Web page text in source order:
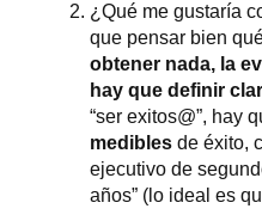
¿Qué me gustaría
que pensar bien
obtener nada, la
hay que definir
“ser exitos@”, hay
medibles de éxito,
ejecutivo de
años” (lo ideal es